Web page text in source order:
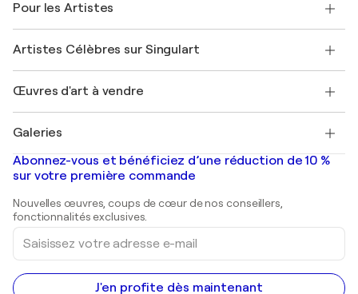
Offrir une carte cadeau
Rejoignez notre programme commercial
Mon compte
+33 1 76 44 06 42
FAQ
Magazine Singulart
Emplois
Découvrez une sélection d'art original
Pour les Artistes
Se connecter en tant qu'Artiste
Artistes Célèbres sur Singulart
Marc Chagall
Banksy
Mr. Brainwash
Shepard Fairey
Œuvres d'art à vendre
Tableaux abstraits à vendre
Peintures de paysage
Estampes
Peintures acryliques
Galeries
Galeries d'art en France
Galeries d'art en Belgique
Abonnez-vous et bénéficiez d’une réduction de 10 %
sur votre première commande
Nouvelles œuvres, coups de cœur de nos conseillers,
fonctionnalités exclusives.
Saisissez
votre
adresse
e-
mail
J'en profite dès maintenant